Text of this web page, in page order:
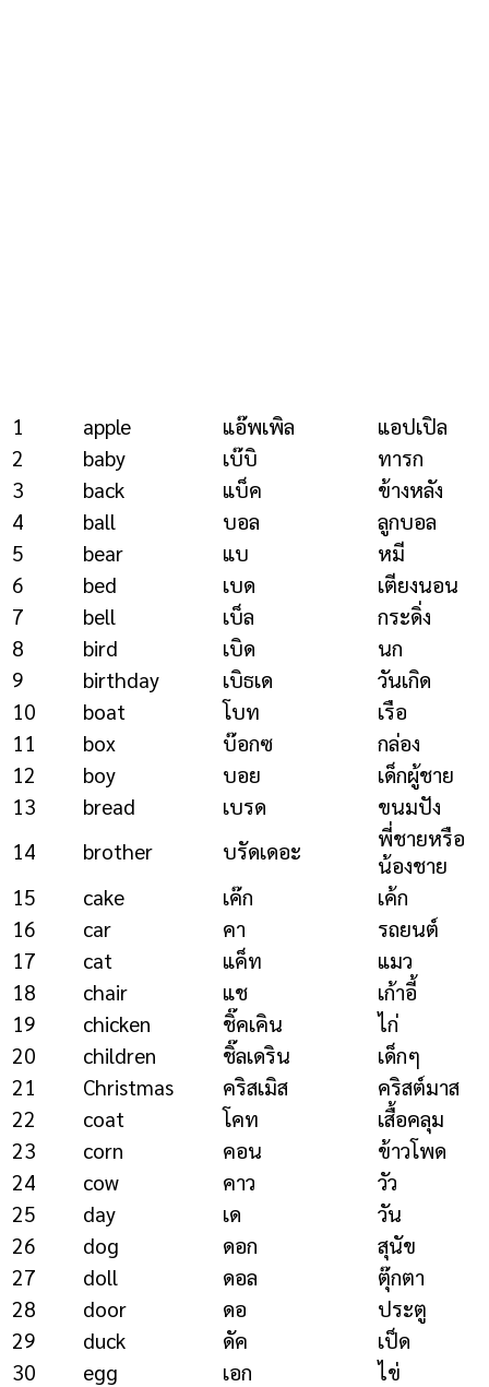
1 apple แอ๊พเพิล
แอปเปิล
2
baby เบ๊บิ
ทารก
3
back แบ็ค
ข้างหลัง
4
ball บอล
ลูกบอล
5
bear แบ
หมี
6
bed เบด
เตียงนอน
7
bell เบ็ล
กระดิ่ง
8
bird เบิด
นก
9
birthday เบิธเด
วันเกิด
10
boat โบท
เรือ
11
box บ๊อกซ
กล่อง
12
boy บอย
เด็กผู้ชาย
13
bread เบรด
ขนมปัง
14
brother บรัดเดอะ
พี่ชายหรือ
น้องชาย
15
cake เค๊ก
เค้ก
16
car คา
รถยนต์
17
cat แค็ท
แมว
18
chair แช
เก้าอี้
19
chicken ชิ๊คเคิน
ไก่
20
children ชิ๊ลเดริน
เด็กๆ
21
Christmas คริสเมิส
คริสต์มาส
22
coat โคท
เสื้อคลุม
23
corn คอน
ข้าวโพด
24
cow คาว
วัว
25
day เด
วัน
26
dog ดอก
สุนัข
27
doll ดอล
ตุ๊กตา
28
door ดอ
ประตู
29
duck ดัค
เป็ด
30
egg เอก
ไข่